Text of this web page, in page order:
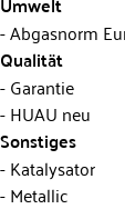
Abgasnorm
Qualität
Garantie
HUAU neu
Sonstiges
Katalysator
Metallic